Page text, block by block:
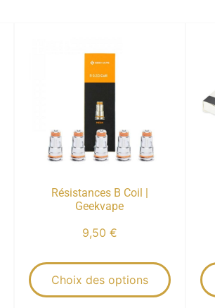
Résistances B Coil |
Geekvape
9,50 €
Choix des options